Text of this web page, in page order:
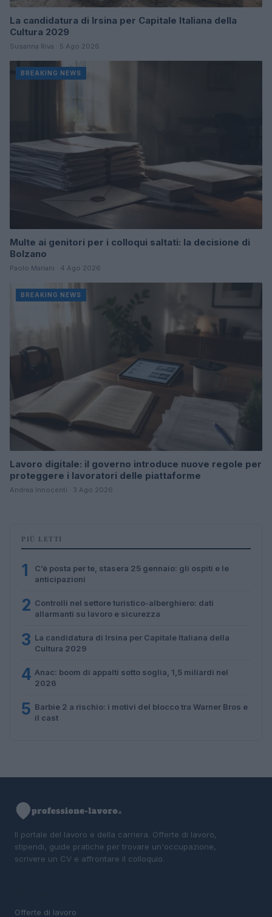
La candidatura di Irsina per Capitale Italiana della
Cultura 2029
Susanna Riva · 5 Ago 2026
BREAKING NEWS
Multe ai genitori per i colloqui saltati: la decisione di
Bolzano
Paolo Mariani · 4 Ago 2026
BREAKING NEWS
Lavoro digitale: il governo introduce nuove regole per
proteggere i lavoratori delle piattaforme
Andrea Innocenti · 3 Ago 2026
PIÙ LETTI
1
C’è posta per te, stasera 25 gennaio: gli ospiti e le
anticipazioni
2 Controlli nel settore turistico-alberghiero: dati
allarmanti su lavoro e sicurezza
3 La candidatura di Irsina per Capitale Italiana della
Cultura 2029
4 Anac: boom di appalti sotto soglia, 1,5 miliardi nel
2026
5 Barbie 2 a rischio: i motivi del blocco tra Warner Bros e
il cast
Il portale del lavoro e della carriera. Offerte di lavoro,
stipendi, guide pratiche per trovare un'occupazione,
scrivere un CV e affrontare il colloquio.
Offerte di lavoro